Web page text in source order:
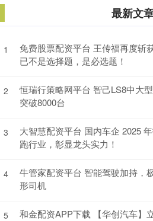
最新文
1
免费股票配资平台 王传福再度斩
已不是选择题，是必选题！
2
恒瑞行策略网平台 智己LS8中大
突破8000台
3
大智慧配资平台 国内车企 2025
跑行业，彰显龙头实力！
4
牛管家配资平台 智能驾驶加持，
形司机
5
和金配资APP下载 【华创汽车】